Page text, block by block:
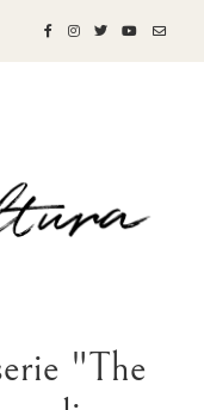
"The